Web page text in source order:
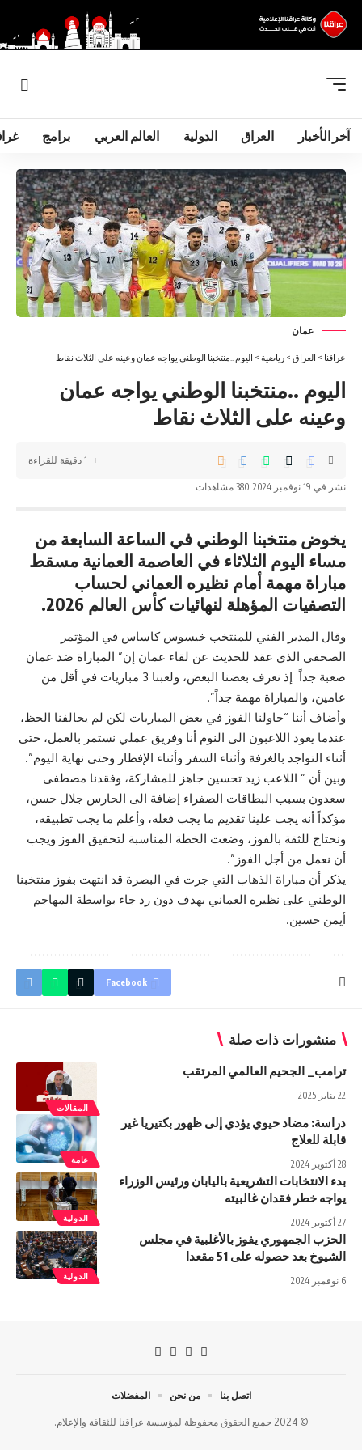
آخر الأخبار العراق الدولية العالم العربي برامج
عمان
عراقنا > العراق > رياضية > اليوم ..منتخبنا الوطني يواجه عمان وعينه على الثلاث نقاط
اليوم ..منتخبنا الوطني يواجه عمان
وعينه على الثلاث نقاط
نشر في 19 نوفمبر 2024 380 مشاهدات
1 دقيقة للقراءة
يخوض منتخبنا الوطني في الساعة السابعة من
مساء اليوم الثلاثاء في العاصمة العمانية مسقط
مباراة مهمة أمام نظيره العماني لحساب
التصفيات المؤهلة لنهائيات كأس العالم 2026.
وقال المدير الفني للمنتخب خيسوس كاساس في المؤتمر
الصحفي الذي عقد للحديث عن لقاء عمان إن” المباراة ضد عمان
صعبة جداً إذ نعرف بعضنا البعض، ولعبنا 3 مباريات في أقل من
عامين، والمباراة مهمة جداً”.
وأضاف أننا “حاولنا الفوز في بعض المباريات لكن لم يحالفنا الحظ،
عندما يعود اللاعبون الى النوم أنا وفريق عملي نستمر بالعمل، حتى
أثناء التواجد بالغرفة وأثناء السفر وأثناء الإفطار وحتى نهاية اليوم”.
وبين أن ” اللاعب زيد تحسين جاهز للمشاركة، وفقدنا مصطفى
سعدون بسبب البطاقات الصفراء إضافة الى الحارس جلال حسن،
مؤكداً أنه يجب علينا تقديم ما يجب فعله، وأعلم ما يجب تطبيقه،
ونحتاج للثقة بالفوز، وضعت الخطة المناسبة لتحقيق الفوز ويجب
أن نعمل من أجل الفوز”.
يذكر أن مباراة الذهاب التي جرت في البصرة قد انتهت بفوز منتخبنا
الوطني على نظيره العماني بهدف دون رد جاء بواسطة المهاجم
أيمن حسين.
Facebook
منشورات ذات صلة
المقالات
ترامب_ الجحيم العالمي المرتقب
22 يناير 2025
عامة
دراسة: مضاد حيوي يؤدي إلى ظهور بكتيريا غير
قابلة للعلاج
28 أكتوبر 2024
الدولية
بدء الانتخابات التشريعية باليابان ورئيس الوزراء
يواجه خطر فقدان غالبيته
27 أكتوبر 2024
الدولية
الحزب الجمهوري يفوز بالأغلبية في مجلس
الشيوخ بعد حصوله على 51 مقعدا
6 نوفمبر 2024
© 2024 جميع الحقوق محفوظة لمؤسسة عراقنا للثقافة والإعلام.
اتصل بنا من نحن المفضلات